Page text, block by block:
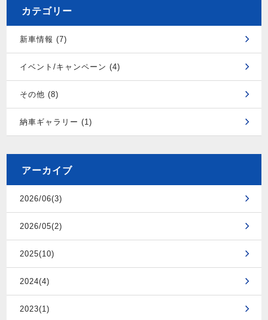
カテゴリー
新車情報 (7)
イベント/キャンペーン (4)
その他 (8)
納車ギャラリー (1)
アーカイブ
2026/06(3)
2026/05(2)
2025(10)
2024(4)
2023(1)